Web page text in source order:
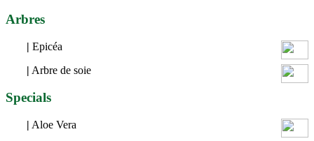
Arbres
| Epicéa
| Arbre de soie
Specials
| Aloe Vera